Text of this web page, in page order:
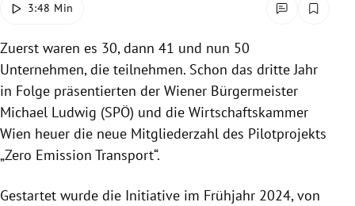
3:48 Min
Zuerst waren es 30, dann 41 und nun 50
Unternehmen, die teilnehmen. Schon das dritte Jahr
in Folge präsentierten der Wiener Bürgermeister
Michael Ludwig (SPÖ) und die Wirtschaftskammer
Wien heuer die neue Mitgliederzahl des Pilotprojekts
„Zero Emission Transport“.
Gestartet wurde die Initiative im Frühjahr 2024, von